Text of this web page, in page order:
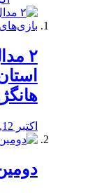
اکتبر 12, 2023